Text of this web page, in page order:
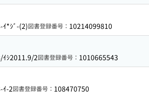
ｲ*ｼﾞ-(2)図書登録番号： 10214099810
ｲｼ2011.9/2図書登録番号： 1010665543
ｲ-2図書登録番号： 108470750